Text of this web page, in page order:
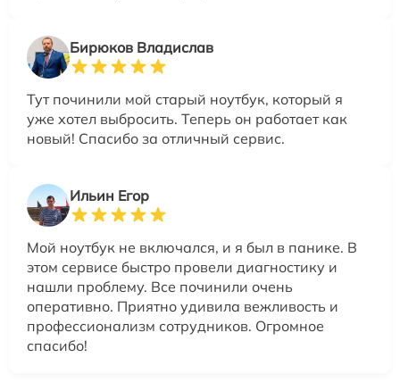
Бирюков Владислав
Тут починили мой старый ноутбук, который я
уже хотел выбросить. Теперь он работает как
новый! Спасибо за отличный сервис.
Ильин Егор
Мой ноутбук не включался, и я был в панике. В
этом сервисе быстро провели диагностику и
нашли проблему. Все починили очень
оперативно. Приятно удивила вежливость и
профессионализм сотрудников. Огромное
спасибо!